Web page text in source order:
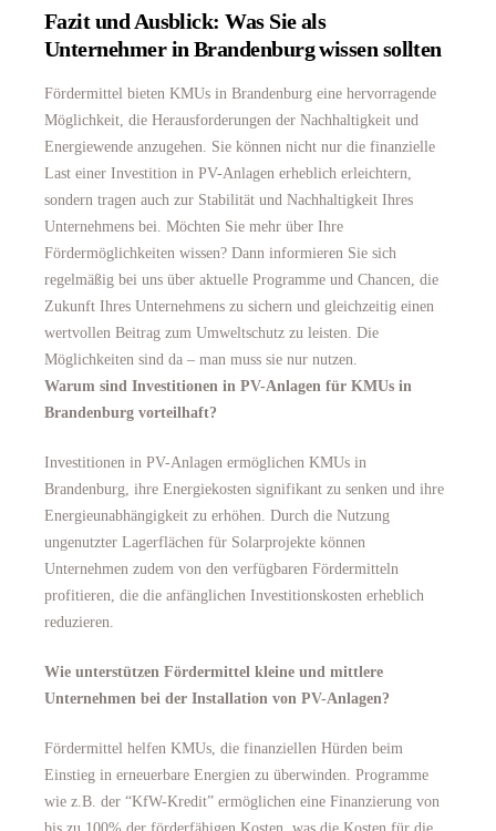
Fazit und Ausblick: Was Sie als
Unternehmer in Brandenburg wissen sollten
Fördermittel bieten KMUs in Brandenburg eine hervorragende
Möglichkeit, die Herausforderungen der Nachhaltigkeit und
Energiewende anzugehen. Sie können nicht nur die finanzielle
Last einer Investition in PV-Anlagen erheblich erleichtern,
sondern tragen auch zur Stabilität und Nachhaltigkeit Ihres
Unternehmens bei. Möchten Sie mehr über Ihre
Fördermöglichkeiten wissen? Dann informieren Sie sich
regelmäßig bei uns über aktuelle Programme und Chancen, die
Zukunft Ihres Unternehmens zu sichern und gleichzeitig einen
wertvollen Beitrag zum Umweltschutz zu leisten. Die
Möglichkeiten sind da – man muss sie nur nutzen.
Warum sind Investitionen in PV-Anlagen für KMUs in
Brandenburg vorteilhaft?
Investitionen in PV-Anlagen ermöglichen KMUs in
Brandenburg, ihre Energiekosten signifikant zu senken und ihre
Energieunabhängigkeit zu erhöhen. Durch die Nutzung
ungenutzter Lagerflächen für Solarprojekte können
Unternehmen zudem von den verfügbaren Fördermitteln
profitieren, die die anfänglichen Investitionskosten erheblich
reduzieren.
Wie unterstützen Fördermittel kleine und mittlere
Unternehmen bei der Installation von PV-Anlagen?
Fördermittel helfen KMUs, die finanziellen Hürden beim
Einstieg in erneuerbare Energien zu überwinden. Programme
wie z.B. der “KfW-Kredit” ermöglichen eine Finanzierung von